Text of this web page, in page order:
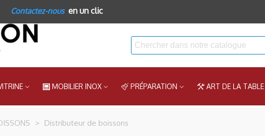
Contactez-nous en un clic
MOBILIER INOX PRÉPARATION ART DE LA TABLE
> Distributeur de boissons